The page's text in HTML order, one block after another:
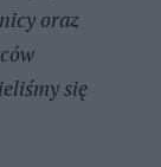
oraz
się